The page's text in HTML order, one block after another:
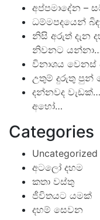
අප්පමාදේන –
ධම්මපදයෙන්
නිසි අරුත් දැන
නිවනට
විනාශය වෙනස්
උතුම් දුරුතු පුන්
දන්නවද
අහෝ…
Categories
Uncategorized
අටලෝ දහම
කතා වස්තු
ජීවිතයට යමක්
දහම් සෙවන